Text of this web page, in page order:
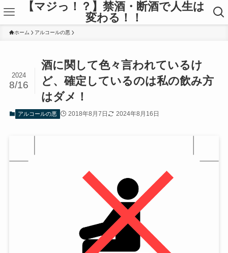
【マジっ！？】禁酒・断酒で人生は
変わる！！
ホーム アルコールの悪
酒に関して色々言われているけ
ど、確定しているのは私の飲み方
はダメ！
2024
8/16
アルコールの悪 2018年8月7日 2024年8月16日